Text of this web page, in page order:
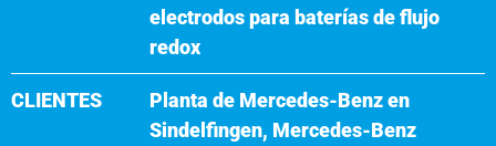
electrodos para baterías de flujo
redox
CLIENTES
Planta de Mercedes-Benz en
Sindelfingen, Mercedes-Benz